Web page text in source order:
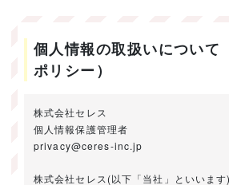
個人情報の取扱いについて
ポリシー）
株式会社セレス
個人情報保護管理者
privacy@ceres-inc.jp
株式会社セレス(以下「当社」といいま